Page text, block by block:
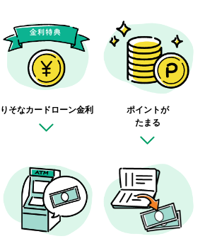
りそなカードローン金利
ポイントが
たまる